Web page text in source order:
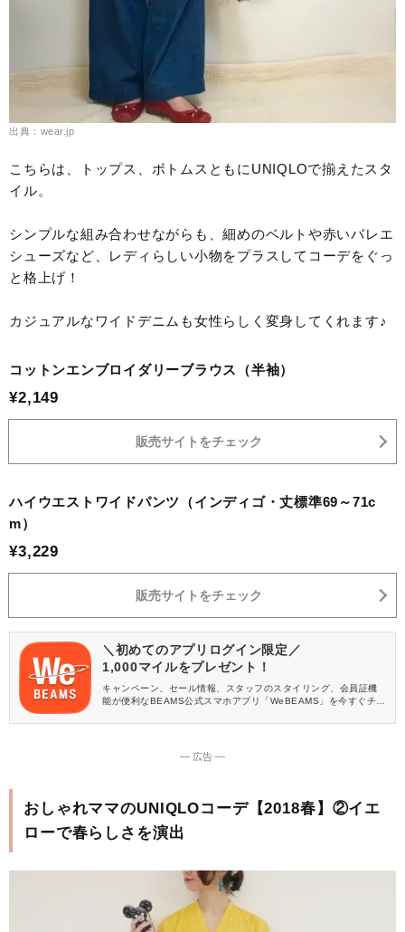
出典：wear.jp
こちらは、トップス、ボトムスともにUNIQLOで揃えたスタ
イル。
シンプルな組み合わせながらも、細めのベルトや赤いバレエ
シューズなど、レディらしい小物をプラスしてコーデをぐっ
と格上げ！
カジュアルなワイドデニムも女性らしく変身してくれます♪
コットンエンブロイダリーブラウス（半袖）
¥2,149
販売サイトをチェック
ハイウエストワイドパンツ（インディゴ・丈標準69～71c
m）
¥3,229
販売サイトをチェック
＼初めてのアプリログイン限定／
1,000マイルをプレゼント！
キャンペーン、セール情報、スタッフのスタイリング、会員証機
能が便利なBEAMS公式スマホアプリ「WeBEAMS」を今すぐチェ
― 広告 ―
おしゃれママのUNIQLOコーデ【2018春】②イエ
ローで春らしさを演出